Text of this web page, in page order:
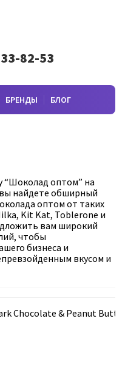
82-53
БРЕНДЫ БЛОГ
“Шоколад оптом” на
найдете обширный
оптом от таких
Kit Kat, Toblerone и
вам широкий
чтобы
бизнеса и
вкусом и